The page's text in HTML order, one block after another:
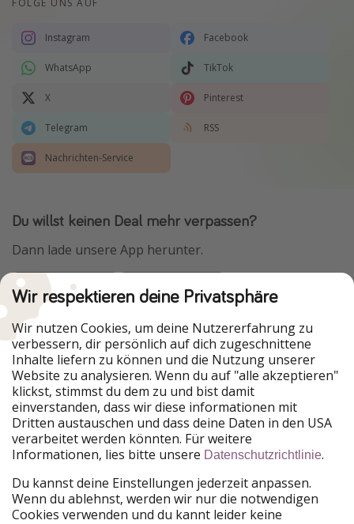
FOLGE UNS AUF
Instagram Facebook
WhatsApp TikTok
X Pinterest
Telegram RSS
Nachrichten-Service
Du willst keinen Deal mehr verpassen?
Dann lade unsere App herunter.
Urlaubspiraten ist Teil der HolidayPirates Group
Unsere Märkte
PiratinViaggio
HolidayPirates
VakantiePiraten
WakacyjniPiraci
VoyagesPirates
Ferienpiraten
Urlaubspiraten
ViajerosPiratas
TravelPirates
HolidayPirates Group
Wir respektieren deine Privatsphäre
Wir nutzen Cookies, um deine Nutzererfahrung zu
verbessern, dir persönlich auf dich zugeschnittene
Inhalte liefern zu können und die Nutzung unserer
Website zu analysieren. Wenn du auf "alle akzeptieren"
klickst, stimmst du dem zu und bist damit
einverstanden, dass wir diese informationen mit
Dritten austauschen und dass deine Daten in den USA
verarbeitet werden könnten. Für weitere
Informationen, lies bitte unsere Datenschutzrichtlinie.
Du kannst deine Einstellungen jederzeit anpassen.
Wenn du ablehnst, werden wir nur die notwendigen
Cookies verwenden und du kannt leider keine